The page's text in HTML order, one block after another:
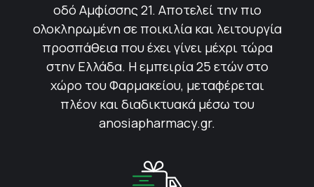
οδό Αμφίσσης 21. Αποτελεί την πιο
ολοκληρωμένη σε ποικιλία και λειτουργία
προσπάθεια που έχει γίνει μέχρι τώρα
στην Ελλάδα. Η εμπειρία 25 ετών στο
χώρο του Φαρμακείου, μεταφέρεται
πλέον και διαδικτυακά μέσω του
anosiapharmacy.gr.